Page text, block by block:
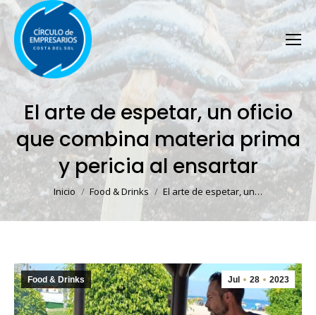
El arte de espetar, un oficio
que combina materia prima
y pericia al ensartar
Estás aquí:
Inicio Food & Drinks El arte de espetar, un…
Jul 28 2023
Food & Drinks